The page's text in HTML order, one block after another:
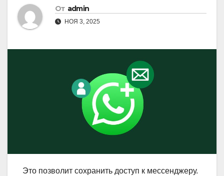
От admin
НОЯ 3, 2025
Это позволит сохранить доступ к мессенджеру.